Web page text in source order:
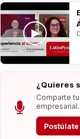
¿Quieres
Comparte
empresarial.